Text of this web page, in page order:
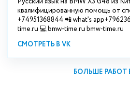
квалифицированную помощь от
+74951368844 📲 what's
time.ru 💻 bmw-time.ru bmw-time.ru
СМОТРЕТЬ В VK
БОЛЬШЕ РАБОТ